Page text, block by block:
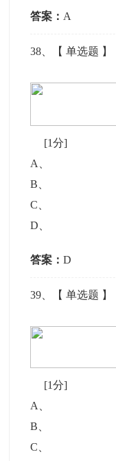
答案： A
38 、【单选题 】
[1分]
A
B
C
D
答案：D
39 、【单选题 】
[1分]
A
B
C